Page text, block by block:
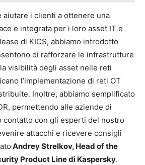
aiutare i clienti a ottenere una
e integrata per i loro asset IT e
di KICS, abbiamo introdotto
di rafforzare le infrastrutture
visibilità degli asset nelle reti
l’implementazione di reti OT
Inoltre, abbiamo semplificato
permettendo alle aziende di
contatto con gli esperti del nostro
attacchi e ricevere consigli
Andrey Strelkov, Head of the
Product Line di Kaspersky.